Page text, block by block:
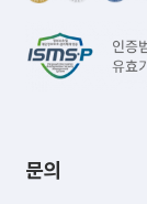
문의